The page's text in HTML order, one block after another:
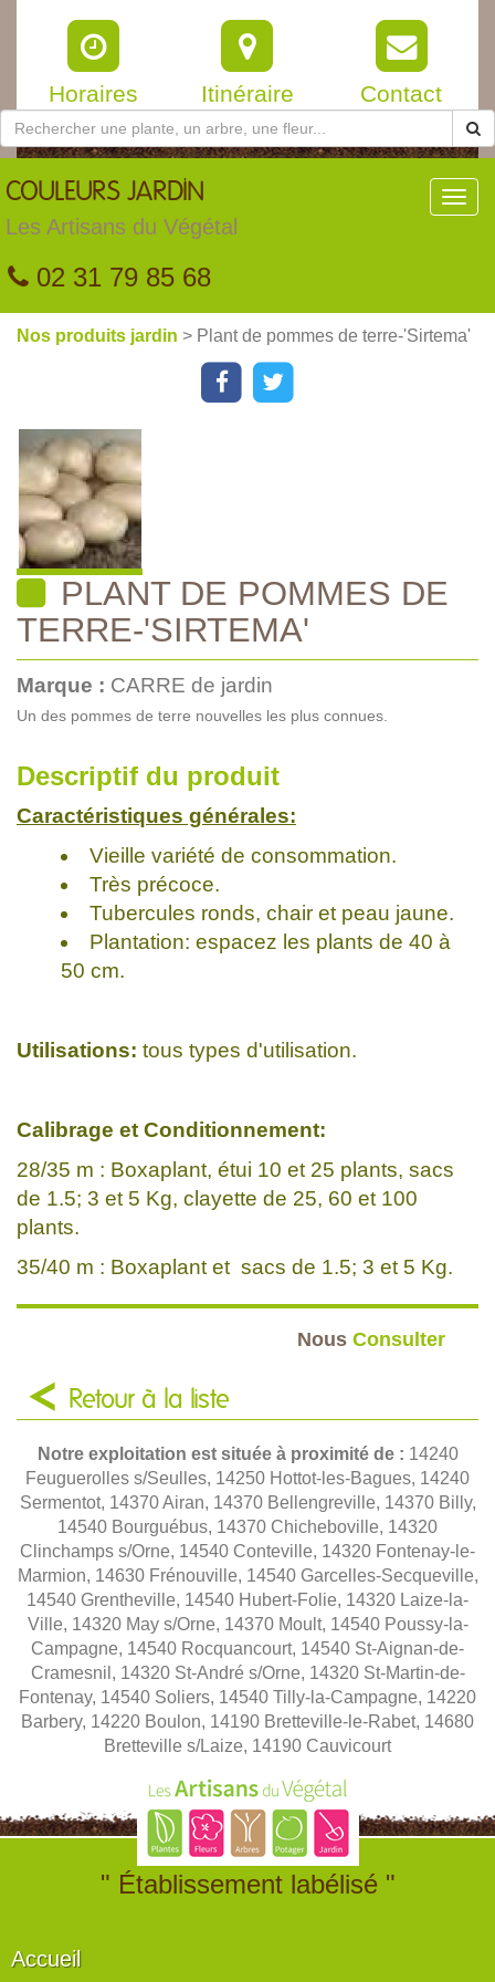
Horaires Itinéraire Contact
COULEURS JARDIN
Les Artisans du Végétal
02 31 79 85 68
Nos produits jardin > Plant de pommes de terre-'Sirtema'
PLANT DE POMMES DE
TERRE-'SIRTEMA'
Marque : CARRE de jardin
Un des pommes de terre nouvelles les plus connues.
Descriptif du produit
Caractéristiques générales:
Vieille variété de consommation.
Très précoce.
Tubercules ronds, chair et peau jaune.
Plantation: espacez les plants de 40 à
50 cm.
Utilisations: tous types d'utilisation.
Calibrage et Conditionnement:
28/35 m : Boxaplant, étui 10 et 25 plants, sacs
de 1.5; 3 et 5 Kg, clayette de 25, 60 et 100
plants.
35/40 m : Boxaplant et sacs de 1.5; 3 et 5 Kg.
Nous Consulter
Retour à la liste
Notre exploitation est située à proximité de : 14240
Feuguerolles s/Seulles, 14250 Hottot-les-Bagues, 14240
Sermentot, 14370 Airan, 14370 Bellengreville, 14370 Billy,
14540 Bourguébus, 14370 Chicheboville, 14320
Clinchamps s/Orne, 14540 Conteville, 14320 Fontenay-le-
Marmion, 14630 Frénouville, 14540 Garcelles-Secqueville,
14540 Grentheville, 14540 Hubert-Folie, 14320 Laize-la-
Ville, 14320 May s/Orne, 14370 Moult, 14540 Poussy-la-
Campagne, 14540 Rocquancourt, 14540 St-Aignan-de-
Cramesnil, 14320 St-André s/Orne, 14320 St-Martin-de-
Fontenay, 14540 Soliers, 14540 Tilly-la-Campagne, 14220
Barbery, 14220 Boulon, 14190 Bretteville-le-Rabet, 14680
Bretteville s/Laize, 14190 Cauvicourt
" Établissement labélisé "
Accueil